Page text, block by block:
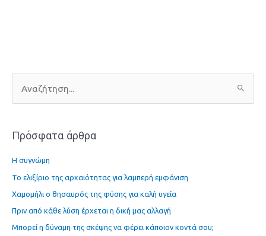
ν
ζ
τ
η
σ
η
γ
Πρόσφατα άρθρα
Η συγνώμη
Το ελιξίριο της αρχαιότητας για λαμπερή εμφάνιση
Χαμομήλι ο θησαυρός της φύσης για καλή υγεία
Πριν από κάθε λύση έρχεται η δική μας αλλαγή
Μπορεί η δύναμη της σκέψης να φέρει κάποιον κοντά σου;